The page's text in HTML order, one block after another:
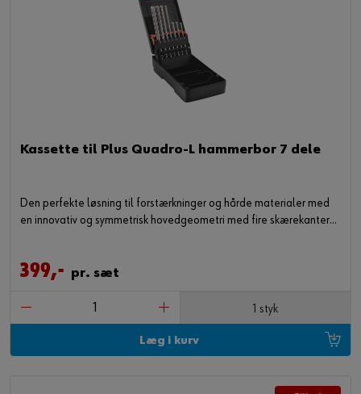
Kassette til Plus Quadro-L hammerbor 7 dele
Den perfekte løsning til forstærkninger og hårde materialer med
en innovativ og symmetrisk hovedgeometri med fire skærekanter
399,- pr. sæt
1 styk
Læg i kurv